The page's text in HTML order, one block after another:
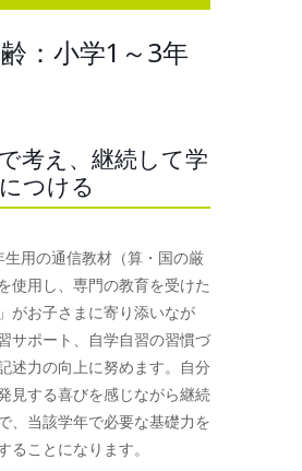
：小学1～3年
考え、継続して学
つける
生用の通信教材（算・国の厳
使用し、専門の教育を受けた
がお子さまに寄り添いなが
サポート、自学自習の習慣づ
述力の向上に努めます。自分
見する喜びを感じながら継続
、当該学年で必要な基礎力を
ることになります。